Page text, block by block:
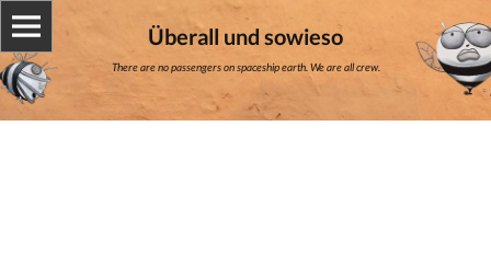
Überall und sowieso
There are no passengers on spaceship earth. We are all crew.